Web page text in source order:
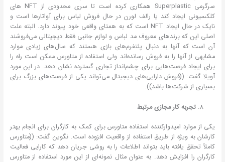
سرگرمی Superplastic همکاری کرده است تا سری محدودی از NFT های
کلکسیونی ایجاد کند یا رالف لورن در حال فروش لباس برای آواتارها است و
نایک در حال ایجاد NFT است که به همتای واقعی خود پیوند دارد. البته علت
اصلی این که برندهای معروف مد لباس و لوازم جانبی فقط دیجیتالی می‌فروشند
آن است که آنها به دنبال پلتفرم‌های بازی هستند که سال‌های زیادی موارد
مشابهی از آنها را به فروش رسانده‌اند ولی استفاده از متاورس ممکن است راه را
برای ایجاد فرصت‌هایی برای چشم‌انداز تجاری گسترده نشان دهد. در این مورد
آویلا گفت: ((فروش دارایی‌های دیجیتال می‌تواند یکی از فرصت‌های بزرگ برای
بسیاری از شرکت‌ها باشد)).
تجربه کار مجازی مرتبط
یکی از موارد امیدوارکننده استفاده متاورس برای کمک به کارگران برای انجام بهتر
کارشان به ویژه از طریق استفاده از واقعیت افزوده است. نگوین گفت: ((متاورس
کاملاً تحقق یافته باید بتواند اطلاعات را به روشی جریان دهد که کارایی فعالیت
کارگران را افزایش دهد. به عنوان مثال نمونه‌ای از این مورد استفاده از متاورس